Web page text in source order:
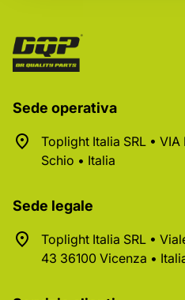
Sede operativa
Toplight Italia SRL • VIA
Schio • Italia
Sede legale
Toplight Italia SRL •
43 36100 Vicenza •